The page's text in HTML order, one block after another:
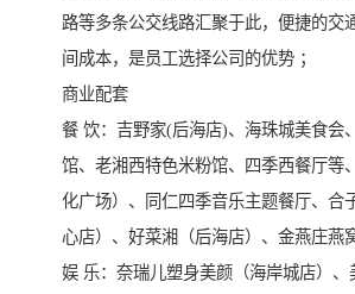
路等多条公交线路汇聚于此，便捷的交
间成本，是员工选择公司的优势 ；
商业配套
餐 饮：吉野家(后海店)、海珠城美食会
馆、老湘西特色米粉馆、四季西餐厅等
化广场）、同仁四季音乐主题餐厅、合
心店）、好菜湘（后海店）、金燕庄燕
娱 乐：奈瑞儿塑身美颜（海岸城店）、